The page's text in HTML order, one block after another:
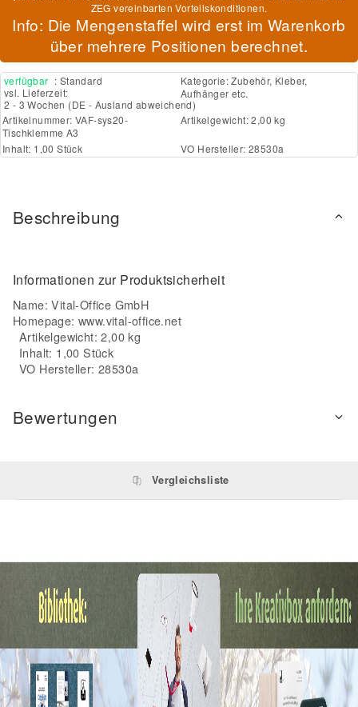
ZEG vereinbarten Vorteilskonditionen.
Info: Die Mengenstaffel wird erst im Warenkorb
über mehrere Positionen berechnet.
verfügbar : Standard
vsl. Lieferzeit:
2 - 3 Wochen (DE - Ausland abweichend)
Kategorie:Zubehör, Kleber,
Aufhänger etc.
Artikelnummer: VAF-sys20-
Tischklemme A3
Artikelgewicht: 2,00 kg
Inhalt: 1,00 Stück VO Hersteller: 28530a
Beschreibung
Informationen zur Produktsicherheit
Name: Vital-Office GmbH
Homepage:www.vital-office.net
Artikelgewicht: 2,00 kg
Inhalt: 1,00 Stück
VO Hersteller: 28530a
Bewertungen
Vergleichsliste